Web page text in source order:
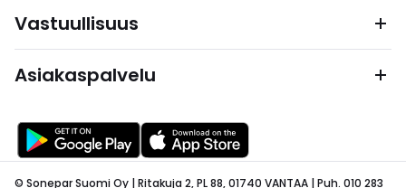
Vastuullisuus
Asiakaspalvelu
© Sonepar Suomi Oy | Ritakuja 2, PL 88, 01740 VANTAA | Puh. 010 283